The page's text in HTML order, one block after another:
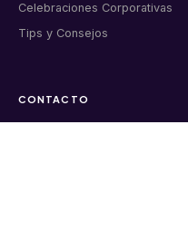
Celebraciones Corporativas
Tips y Consejos
CONTACTO